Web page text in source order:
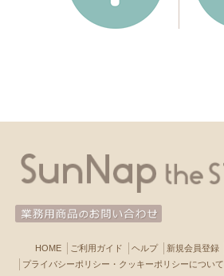
HOME ご利用ガイド ヘルプ 新規会員登録
プライバシーポリシー・クッキーポリシーについて